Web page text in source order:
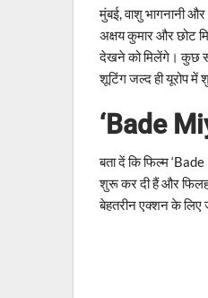
मुंबई, वाशु भागनानी और
अक्षय कुमार और छोट
देखने को मिलेंगे। कुछ
शूटिंग जल्द ही यूरोप में
‘Bade
बता दें कि फिल्म
शुरू कर दी हैं और
बेहतरीन एक्शन के लिए